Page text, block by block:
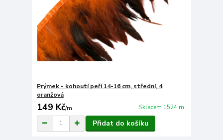
Prýmek - kohoutí peří 14-16 cm, střední, 4
oranžová
149 Kč/m Skladem 1524 m
Přidat do košíku